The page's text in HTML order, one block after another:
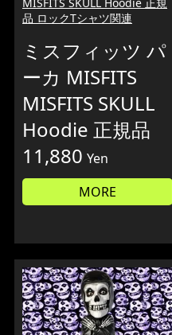
品 ロックTシャツ関連
ミスフィッツ パ
ーカ MISFITS
MISFITS SKULL
Hoodie 正規品
11,880 Yen
MORE